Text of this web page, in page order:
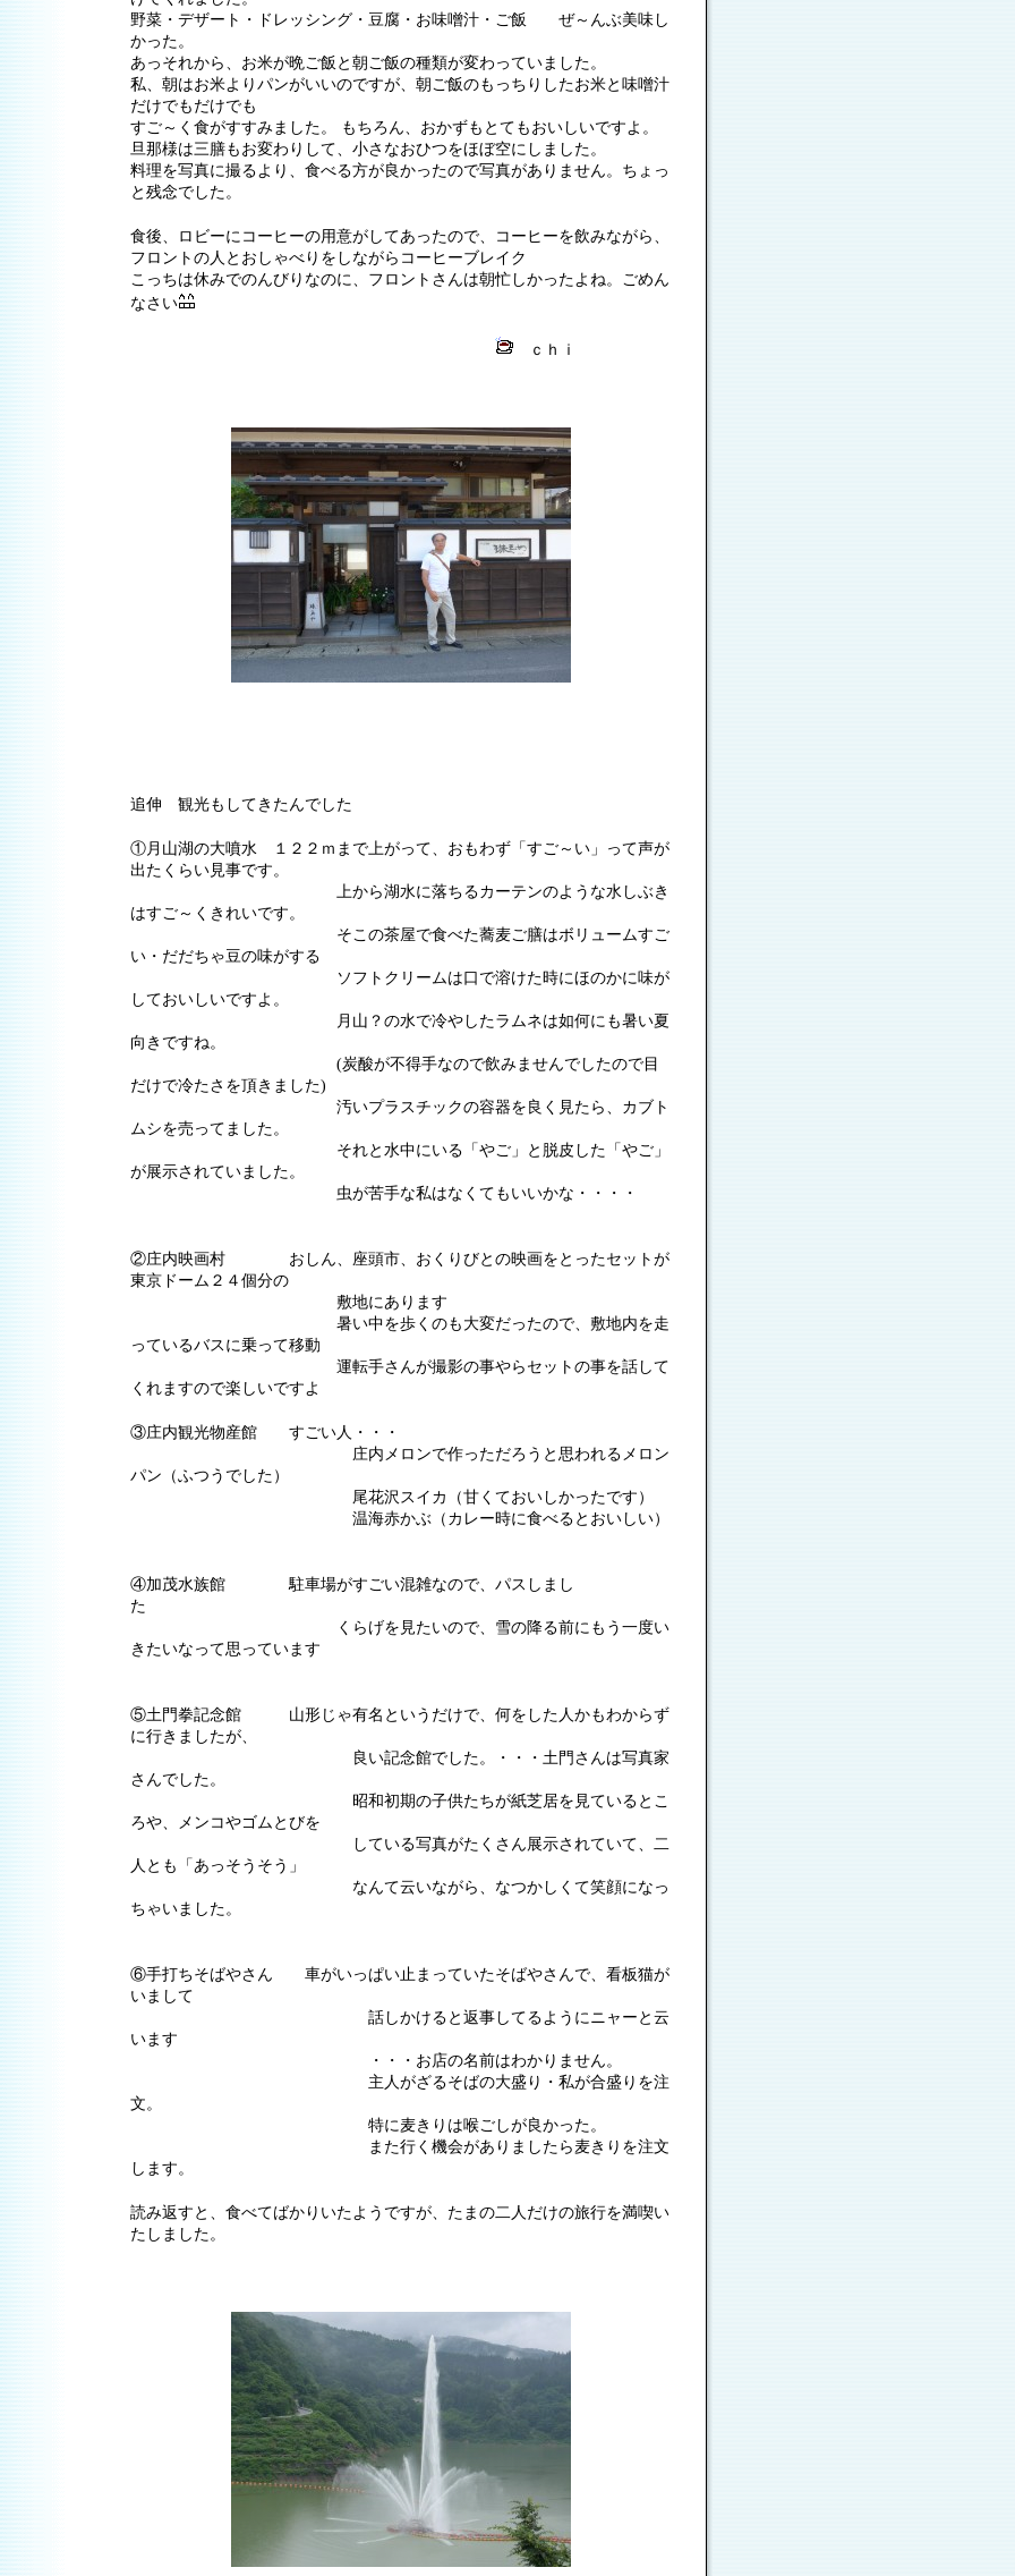
野菜・デザート・ドレッシング・豆腐・お味噌汁・ご飯 ぜ～んぶ美味し
かった。
あっそれから、お米が晩ご飯と朝ご飯の種類が変わっていました。
私、朝はお米よりパンがいいのですが、朝ご飯のもっちりしたお米と味噌汁
だけでもだけでも
すご～く食がすすみました。 もちろん、おかずもとてもおいしいですよ。
旦那様は三膳もお変わりして、小さなおひつをほぼ空にしました。
料理を写真に撮るより、食べる方が良かったので写真がありません。ちょっ
と残念でした。
食後、ロビーにコーヒーの用意がしてあったので、コーヒーを飲みながら、
フロントの人とおしゃべりをしながらコーヒーブレイク
こっちは休みでのんびりなのに、フロントさんは朝忙しかったよね。ごめん
なさい
ｃｈｉ
追伸 観光もしてきたんでした
①月山湖の大噴水 １２２ｍまで上がって、おもわず「すご～い」って声が
出たくらい見事です。
上から湖水に落ちるカーテンのような水しぶき
はすご～くきれいです。
そこの茶屋で食べた蕎麦ご膳はボリュームすご
い・だだちゃ豆の味がする
ソフトクリームは口で溶けた時にほのかに味が
しておいしいですよ。
月山？の水で冷やしたラムネは如何にも暑い夏
向きですね。
(炭酸が不得手なので飲みませんでしたので目
だけで冷たさを頂きました)
汚いプラスチックの容器を良く見たら、カブト
ムシを売ってました。
それと水中にいる「やご」と脱皮した「やご」
が展示されていました。
虫が苦手な私はなくてもいいかな・・・・
②庄内映画村 おしん、座頭市、おくりびとの映画をとったセットが
東京ドーム２４個分の
敷地にあります
暑い中を歩くのも大変だったので、敷地内を走
っているバスに乗って移動
運転手さんが撮影の事やらセットの事を話して
くれますので楽しいですよ
③庄内観光物産館 すごい人・・・
庄内メロンで作っただろうと思われるメロン
パン（ふつうでした）
尾花沢スイカ（甘くておいしかったです）
温海赤かぶ（カレー時に食べるとおいしい）
④加茂水族館 駐車場がすごい混雑なので、パスしまし
た
くらげを見たいので、雪の降る前にもう一度い
きたいなって思っています
⑤土門拳記念館 山形じゃ有名というだけで、何をした人かもわからず
に行きましたが、
良い記念館でした。・・・土門さんは写真家
さんでした。
昭和初期の子供たちが紙芝居を見ているとこ
ろや、メンコやゴムとびを
している写真がたくさん展示されていて、二
人とも「あっそうそう」
なんて云いながら、なつかしくて笑顔になっ
ちゃいました。
⑥手打ちそばやさん 車がいっぱい止まっていたそばやさんで、看板猫が
いまして
話しかけると返事してるようにニャーと云
います
・・・お店の名前はわかりません。
主人がざるそばの大盛り・私が合盛りを注
文。
特に麦きりは喉ごしが良かった。
また行く機会がありましたら麦きりを注文
します。
読み返すと、食べてばかりいたようですが、たまの二人だけの旅行を満喫い
たしました。